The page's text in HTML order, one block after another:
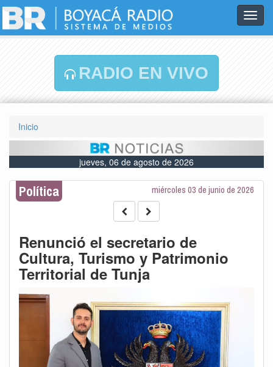
RADIO EN VIVO
Inicio
jueves, 06 de agosto de 2026
Política miércoles 03 de junio de 2026
Renunció el secretario de
Cultura, Turismo y Patrimonio
Territorial de Tunja